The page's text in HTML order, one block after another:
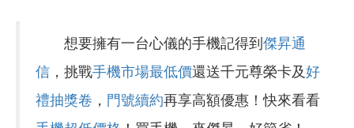
想要擁有一台心儀的手機記得到 傑昇通
信 ，挑戰手機市場最低價還送千元尊榮卡及好
禮抽獎卷 ， 門號續約再享高額優惠！快來看看